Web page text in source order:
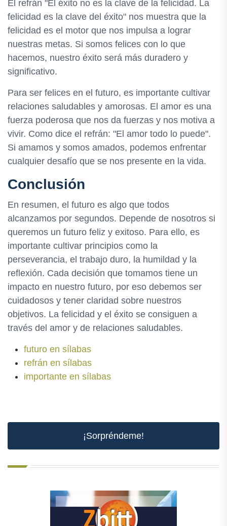
El refrán "El éxito no es la clave de la felicidad. La
felicidad es la clave del éxito" nos muestra que la
felicidad es el motor que nos impulsa a lograr
nuestras metas. Si somos felices con lo que
hacemos, nuestro éxito será más duradero y
significativo.
Para ser felices en el futuro, es importante cultivar
relaciones saludables y amorosas. El amor es una
fuerza poderosa que nos da fuerzas y nos motiva a
vivir. Como dice el refrán: "El amor todo lo puede".
Si amamos y somos amados, podemos enfrentar
cualquier desafío que se nos presente en la vida.
Conclusión
En resumen, el futuro es algo que todos
alcanzamos por segundos. Depende de nosotros si
queremos un futuro feliz y exitoso. Para ello, es
importante cultivar principios como la
perseverancia, el trabajo duro, la humildad y la
reflexión. Cada decisión que tomamos tiene un
impacto en nuestro futuro, por eso debemos ser
cuidadosos y tener claridad sobre nuestros
objetivos. La felicidad y el éxito se consiguen a
través del amor y de relaciones saludables.
futuro en sílabas
refrán en sílabas
importante en sílabas
¡Sorpréndeme!